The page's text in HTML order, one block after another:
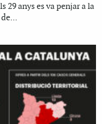
29 anys es va penjar a la